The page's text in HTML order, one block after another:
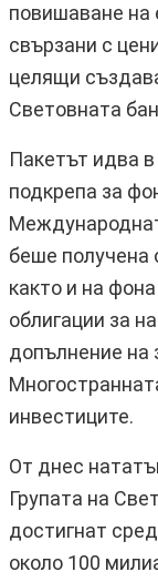
повишаване на
свързани с
целящи
Световната
Пакетът идва
подкрепа за
беше получена
както и на
облигации за
допълнение на
инвестиците.
От днес
Групата на
достигнат
около 100